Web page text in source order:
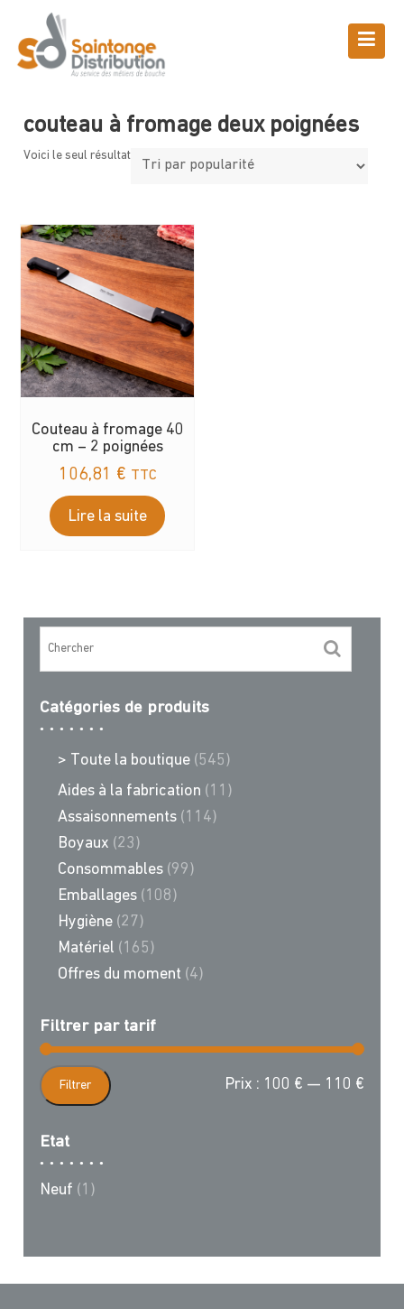
content
Boutique
poignées
couteau à fromage deux poignées
Voici le seul résultat
Couteau à fromage 40
cm – 2 poignées
106,81 € TTC
Lire la suite
Catégories de produits
> Toute la boutique (545)
Aides à la fabrication (11)
Assaisonnements (114)
Boyaux (23)
Consommables (99)
Emballages (108)
Hygiène (27)
Matériel (165)
Offres du moment (4)
Filtrer par tarif
Filtrer Prix : 100 € — 110 €
Etat
Neuf (1)